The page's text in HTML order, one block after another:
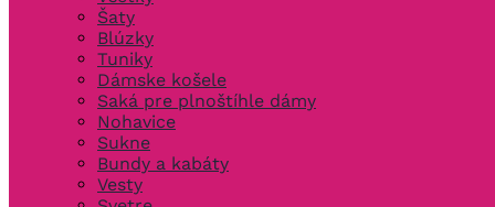
Šaty
Blúzky
Tuniky
Dámske košele
Saká pre plnoštíhle dámy
Nohavice
Sukne
Bundy a kabáty
Vesty